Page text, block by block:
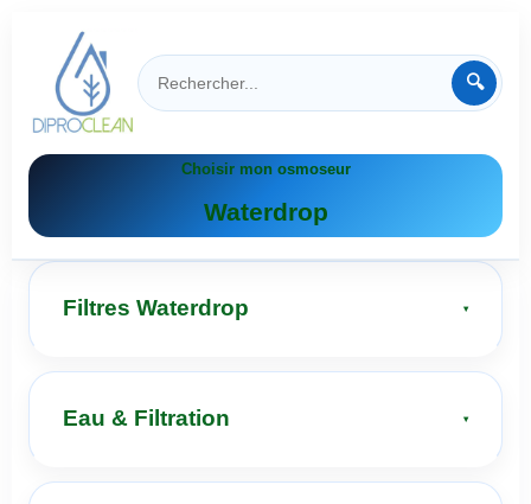
🔍
Choisir mon osmoseur
Waterdrop
Filtres Waterdrop
Eau & Filtration